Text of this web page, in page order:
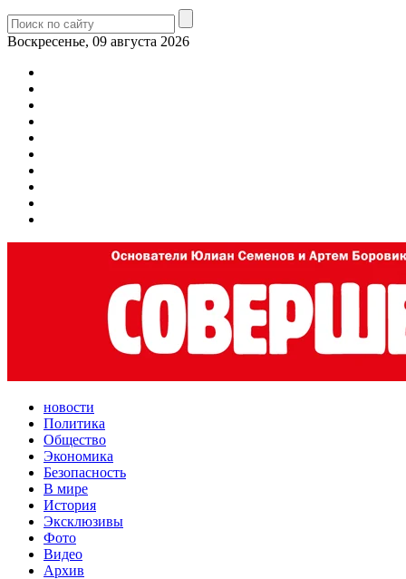
Воскресенье, 09 августа 2026
новости
Политика
Общество
Экономика
Безопасность
В мире
История
Эксклюзивы
Фото
Видео
Архив